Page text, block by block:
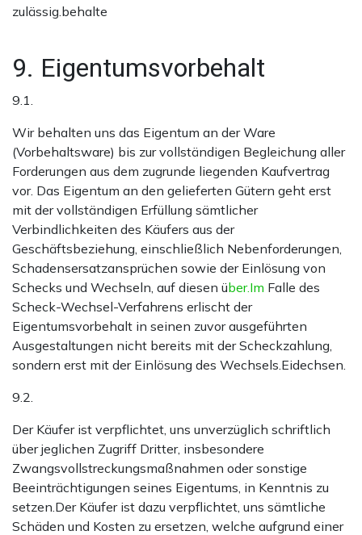
zulässig.behalte
9. Eigentumsvorbehalt
9.1.
Wir behalten uns das Eigentum an der Ware
(Vorbehaltsware) bis zur vollständigen Begleichung aller
Forderungen aus dem zugrunde liegenden Kaufvertrag
vor. Das Eigentum an den gelieferten Gütern geht erst
mit der vollständigen Erfüllung sämtlicher
Verbindlichkeiten des Käufers aus der
Geschäftsbeziehung, einschließlich Nebenforderungen,
Schadensersatzansprüchen sowie der Einlösung von
Schecks und Wechseln, auf diesen über.Im Falle des
Scheck-Wechsel-Verfahrens erlischt der
Eigentumsvorbehalt in seinen zuvor ausgeführten
Ausgestaltungen nicht bereits mit der Scheckzahlung,
sondern erst mit der Einlösung des Wechsels.Eidechsen.
9.2.
Der Käufer ist verpflichtet, uns unverzüglich schriftlich
über jeglichen Zugriff Dritter, insbesondere
Zwangsvollstreckungsmaßnahmen oder sonstige
Beeinträchtigungen seines Eigentums, in Kenntnis zu
setzen.Der Käufer ist dazu verpflichtet, uns sämtliche
Schäden und Kosten zu ersetzen, welche aufgrund einer